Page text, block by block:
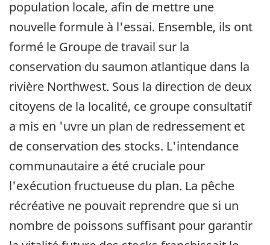
population locale, afin de mettre une
nouvelle formule à l'essai. Ensemble, ils ont
formé le Groupe de travail sur la
conservation du saumon atlantique dans la
rivière Northwest. Sous la direction de deux
citoyens de la localité, ce groupe consultatif
a mis en 'uvre un plan de redressement et
de conservation des stocks. L'intendance
communautaire a été cruciale pour
l'exécution fructueuse du plan. La pêche
récréative ne pouvait reprendre que si un
nombre de poissons suffisant pour garantir